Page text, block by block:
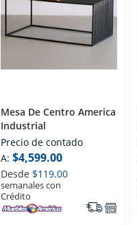
Mesa De Centro America
Industrial
Precio de contado
A: $4,599.00
Desde $119.00
semanales con
Crédito